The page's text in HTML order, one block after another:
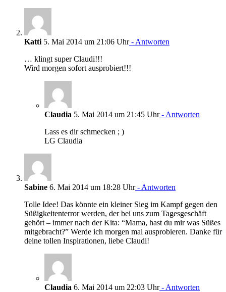
Katti 5. Mai 2014 um 21:06 Uhr- Antworten
… klingt super Claudi!!!
Wird morgen sofort ausprobiert!!!
Claudia 5. Mai 2014 um 21:45 Uhr- Antworten
Lass es dir schmecken ; )
LG Claudia
Sabine 6. Mai 2014 um 18:28 Uhr- Antworten
Tolle Idee! Das könnte ein kleiner Sieg im Kampf gegen den
Süßigkeitenterror werden, der bei uns zum Tagesgeschäft
gehört – immer nach der Kita: “Mama, hast du mir was Süßes
mitgebracht?” Werde ich morgen mal ausprobieren. Danke für
deine tollen Inspirationen, liebe Claudi!
Claudia 6. Mai 2014 um 22:03 Uhr- Antworten